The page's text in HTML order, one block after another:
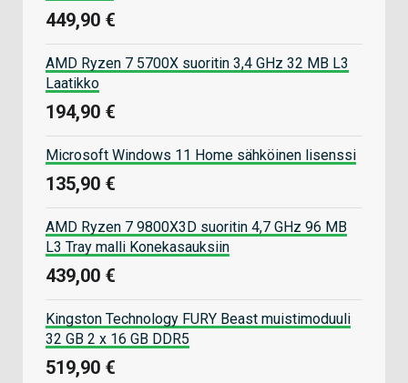
449,90 €
AMD Ryzen 7 5700X suoritin 3,4 GHz 32 MB L3
Laatikko
194,90 €
Microsoft Windows 11 Home sähköinen lisenssi
135,90 €
AMD Ryzen 7 9800X3D suoritin 4,7 GHz 96 MB
L3 Tray malli Konekasauksiin
439,00 €
Kingston Technology FURY Beast muistimoduuli
32 GB 2 x 16 GB DDR5
519,90 €